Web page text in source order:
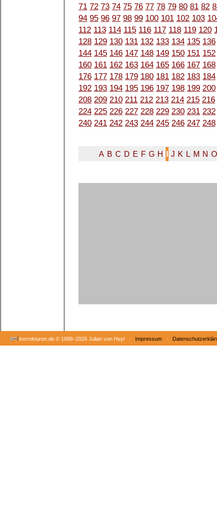
71 72 73 74 75 76 77 78 79 80 81 82
94 95 96 97 98 99 100 101 102 103
112 113 114 115 116 117 118 119 120
128 129 130 131 132 133 134 135 136
144 145 146 147 148 149 150 151 152
160 161 162 163 164 165 166 167 168
176 177 178 179 180 181 182 183 184
192 193 194 195 196 197 198 199 200
208 209 210 211 212 213 214 215 216
224 225 226 227 228 229 230 231 232
240 241 242 243 244 245 246 247 248
A B C D E F G H J K L M N O
korrekturen.de © 1998–2026 Julian von Heyl · Impressum ·